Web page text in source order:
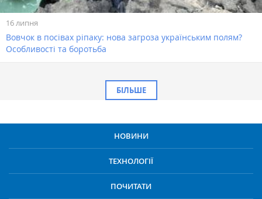
16 липня
Вовчок в посівах ріпаку: нова загроза українським полям?
Особливості та боротьба
БІЛЬШЕ
НОВИНИ
ТЕХНОЛОГІЇ
ПОЧИТАТИ